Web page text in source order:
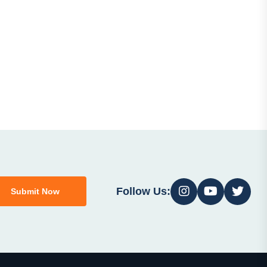
Submit Now Follow Us: